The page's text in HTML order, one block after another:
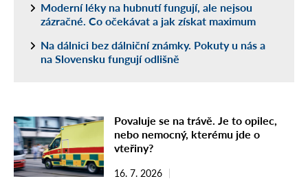
Moderní léky na hubnutí fungují, ale nejsou
zázračné. Co očekávat a jak získat maximum
Na dálnici bez dálniční známky. Pokuty u nás a
na Slovensku fungují odlišně
Povaluje se na trávě. Je to opilec,
nebo nemocný, kterému jde o
vteřiny?
16. 7. 2026